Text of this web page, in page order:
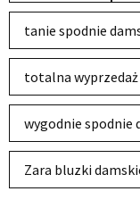
tanie spodnie
totalna wyprzedaż
wygodnie spodnie
Zara bluzki